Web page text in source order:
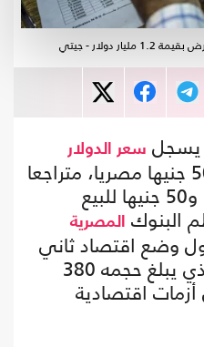
دولار - جيتي
سعر الدولار
انخفاضا دون مستوى 50 جنيها مصريا، متراجعا
إلى 49.98 جنيه للشراء و50 جنيها للبيع
البنوك المصرية
حول وضع اقتصاد ثاني
أكبر بلد عربي سكانا والذي يبلغ حجمه 380
أزمات اقتصادية